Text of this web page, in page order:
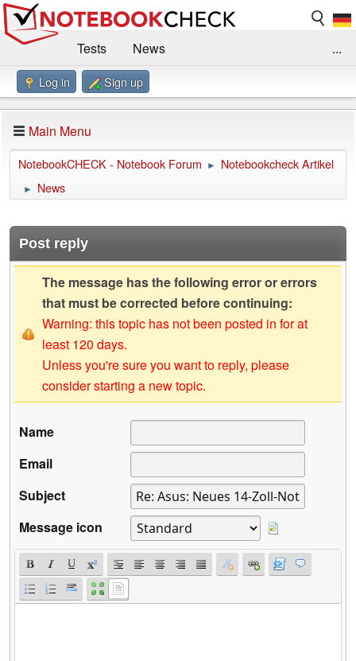
Tests
News
Benchmarks / Technik
Forum
Impressum
...
Log in Sign up
Main Menu
NotebookCHECK - Notebook Forum ► Notebookcheck Artikel
► News
Post reply
The message has the following error or errors
that must be corrected before continuing:
Warning: this topic has not been posted in for at
least 120 days.
Unless you're sure you want to reply, please
consider starting a new topic.
Name
Email
Subject
Message icon